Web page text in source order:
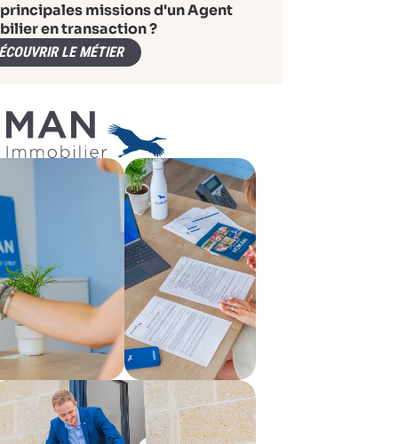
missions d'un Agent
en transaction ?
LE MÉTIER